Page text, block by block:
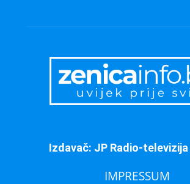
Izdavač: JP Radio-
IMPRESSUM